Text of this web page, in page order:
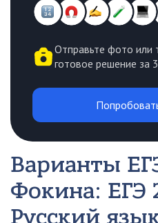
Отправьте фото или
готовое решение за
Варианты
Фокина: ЕГЭ
Русский